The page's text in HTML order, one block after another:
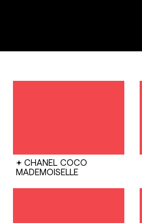
CHANEL COCO
MADEMOISELLE